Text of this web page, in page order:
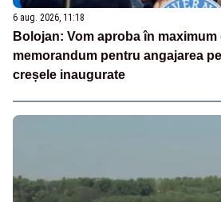
6 aug. 2026, 11:18
Bolojan: Vom aproba în
memorandum pentru angajarea
creșele inaugurate